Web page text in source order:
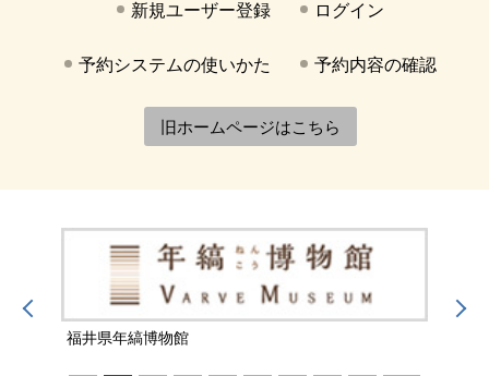
新規ユーザー登録 ログイン
予約システムの使いかた 予約内容の確認
旧ホームページはこちら
福井県年縞博物館